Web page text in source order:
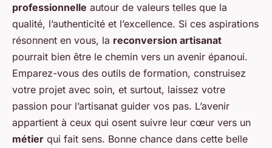
professionnelle autour de valeurs telles que la
qualité, l’authenticité et l’excellence. Si ces aspirations
résonnent en vous, la reconversion artisanat
pourrait bien être le chemin vers un avenir épanoui.
Emparez-vous des outils de formation, construisez
votre projet avec soin, et surtout, laissez votre
passion pour l’artisanat guider vos pas. L’avenir
appartient à ceux qui osent suivre leur cœur vers un
métier qui fait sens. Bonne chance dans cette belle